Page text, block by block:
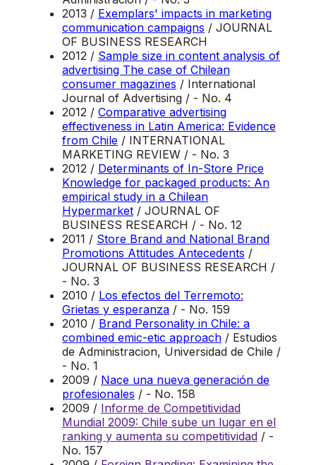
2013 / Exemplars' impacts in marketing
communication campaigns / JOURNAL
OF BUSINESS RESEARCH
2012 / Sample size in content analysis of
advertising The case of Chilean
consumer magazines / International
Journal of Advertising / - No. 4
2012 / Comparative advertising
effectiveness in Latin America: Evidence
from Chile / INTERNATIONAL
MARKETING REVIEW / - No. 3
2012 / Determinants of In-Store Price
Knowledge for packaged products: An
empirical study in a Chilean
Hypermarket / JOURNAL OF
BUSINESS RESEARCH / - No. 12
2011 / Store Brand and National Brand
Promotions Attitudes Antecedents /
JOURNAL OF BUSINESS RESEARCH /
- No. 3
2010 / Los efectos del Terremoto:
Grietas y esperanza / - No. 159
2010 / Brand Personality in Chile: a
combined emic-etic approach / Estudios
de Administracion, Universidad de Chile /
- No. 1
2009 / Nace una nueva generación de
profesionales / - No. 158
2009 / Informe de Competitividad
Mundial 2009: Chile sube un lugar en el
ranking y aumenta su competitividad / -
No. 157